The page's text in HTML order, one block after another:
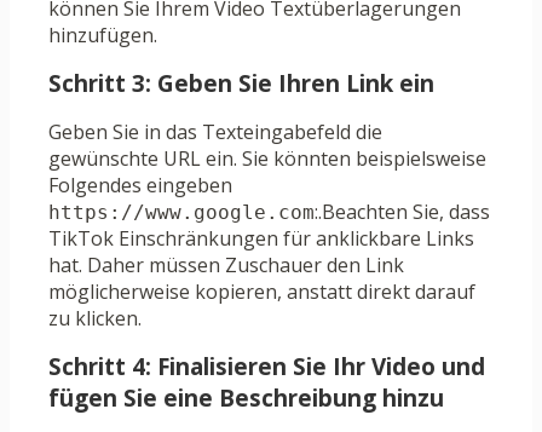
können Sie Ihrem Video Textüberlagerungen
hinzufügen.
Schritt 3: Geben Sie Ihren Link ein
Geben Sie in das Texteingabefeld die
gewünschte URL ein. Sie könnten beispielsweise
Folgendes eingeben
https://www.google.com:.Beachten Sie, dass
TikTok Einschränkungen für anklickbare Links
hat. Daher müssen Zuschauer den Link
möglicherweise kopieren, anstatt direkt darauf
zu klicken.
Schritt 4: Finalisieren Sie Ihr Video und
fügen Sie eine Beschreibung hinzu